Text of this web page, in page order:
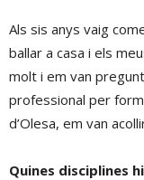
Als sis anys vaig
ballar a casa i els
molt i em van
professional per
d’Olesa, em van
Quines disciplines